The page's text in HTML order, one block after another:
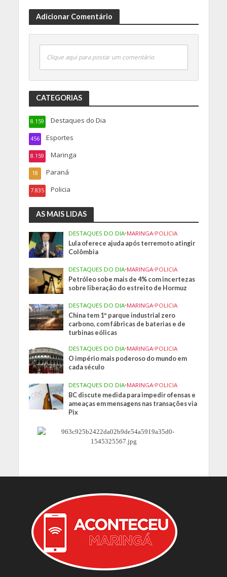
Adicionar Comentário
Clique aqui para postar um comentário
CATEGORIAS
Destaques do Dia
8.159
Esportes
456
Maringa
8.159
Paraná
18
Policia
7.835
AS MAIS LIDAS
DESTAQUES DO DIA•MARINGA•POLICIA
Lula oferece ajuda após terremoto atingir
Colômbia
DESTAQUES DO DIA•MARINGA•POLICIA
Petróleo sobe mais de 4% com incertezas
sobre liberação do estreito de Hormuz
DESTAQUES DO DIA•MARINGA•POLICIA
China tem 1º parque industrial zero
carbono, com fábricas de baterias e de
turbinas eólicas
DESTAQUES DO DIA•MARINGA•POLICIA
O império mais poderoso do mundo em
cada século
DESTAQUES DO DIA•MARINGA•POLICIA
BC discute medida para impedir ofensas e
ameaças em mensagens nas transações via
Pix